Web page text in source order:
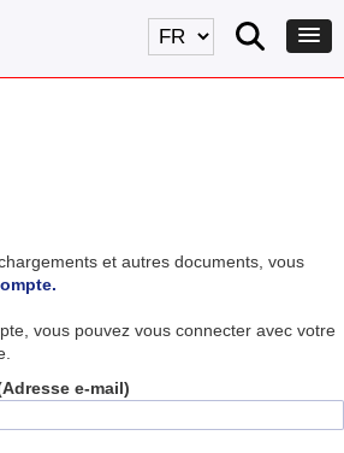
et autres documents, vous
vous pouvez vous connecter avec votre
e-mail)